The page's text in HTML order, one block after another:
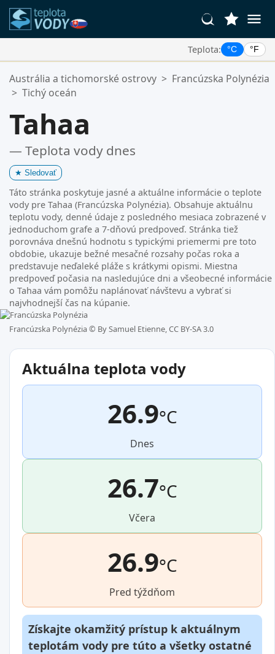
Teplota: °C °F
Vaše Obľúbené Lokality:
Váš zoznam obľúbených je prázdny.
Austrália a tichomorské ostrovy > Francúzska Polynézia
> Tichý oceán
Tahaa
— Teplota vody dnes
★ Sledovať
Táto stránka poskytuje jasné a aktuálne informácie o teplote
vody pre Tahaa (Francúzska Polynézia). Obsahuje aktuálnu
teplotu vody, denné údaje z posledného mesiaca zobrazené v
jednoduchom grafe a 7-dňovú predpoveď. Stránka tiež
porovnáva dnešnú hodnotu s typickými priemermi pre toto
obdobie, ukazuje bežné mesačné rozsahy počas roka a
predstavuje neďaleké pláže s krátkymi opismi. Miestna
predpoveď počasia na nasledujúce dni a všeobecné informácie
o Tahaa vám pomôžu naplánovať návštevu a vybrať si
najvhodnejší čas na kúpanie.
Francúzska Polynézia © By Samuel Etienne, CC BY-SA 3.0
Aktuálna teplota vody
26.9°C
Dnes
26.7°C
Včera
26.9°C
Pred týždňom
Získajte okamžitý prístup k aktuálnym
teplotám vody pre túto a všetky ostatné